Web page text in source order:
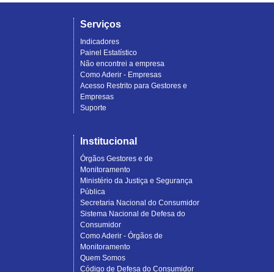
Serviços
Indicadores
Painel Estatístico
Não encontrei a empresa
Como Aderir - Empresas
Acesso Restrito para Gestores e
Empresas
Suporte
Institucional
Órgãos Gestores e de
Monitoramento
Ministério da Justiça e Segurança
Pública
Secretaria Nacional do Consumidor
Sistema Nacional de Defesa do
Consumidor
Como Aderir - Órgãos de
Monitoramento
Quem Somos
Código de Defesa do Consumidor